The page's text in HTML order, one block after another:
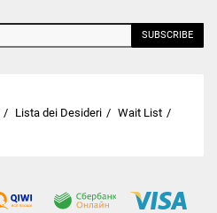
SUBSCRIBE
Lista dei Desideri
Wait List